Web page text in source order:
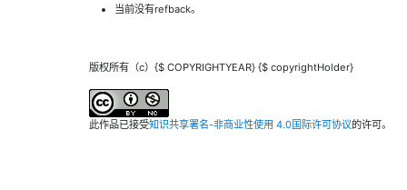
当前没有refback。
版权所有（c）{$ COPYRIGHTYEAR} {$ copyrightHolder}
此作品已接受知识共享署名-非商业性使用 4.0国际许可协议的许可。